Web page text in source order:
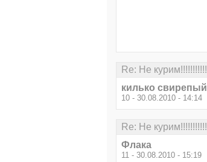
Re: Не
килько свирепый
10 - 30.08.2010 - 14:14
Re: Не
Флака
11 - 30.08.2010 - 15:19